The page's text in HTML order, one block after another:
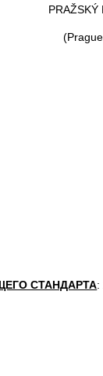
PRAŽSKÝ
СТАНДАРТА: